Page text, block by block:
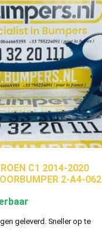
C1 2014-2020
2-A4-062
geleverd. Sneller op te